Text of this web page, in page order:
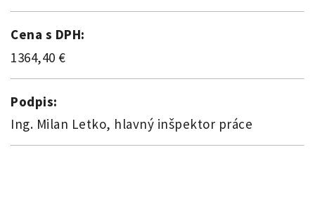
Cena s DPH:
1364,40 €
Podpis:
Ing. Milan Letko, hlavný inšpektor práce